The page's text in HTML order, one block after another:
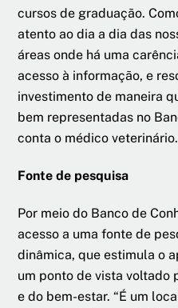
cursos de graduação.
atento ao dia a dia das
áreas onde há uma
acesso à informação, e
investimento de maneira
bem representadas no
conta o médico veterinário.
Fonte de pesquisa
Por meio do Banco de
acesso a uma fonte de
dinâmica, que estimula o
um ponto de vista voltado
e do bem-estar. “É um